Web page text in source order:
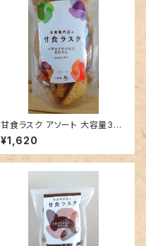
甘食ラスク アソート 大容量300
g徳用 チャック袋
¥1,620